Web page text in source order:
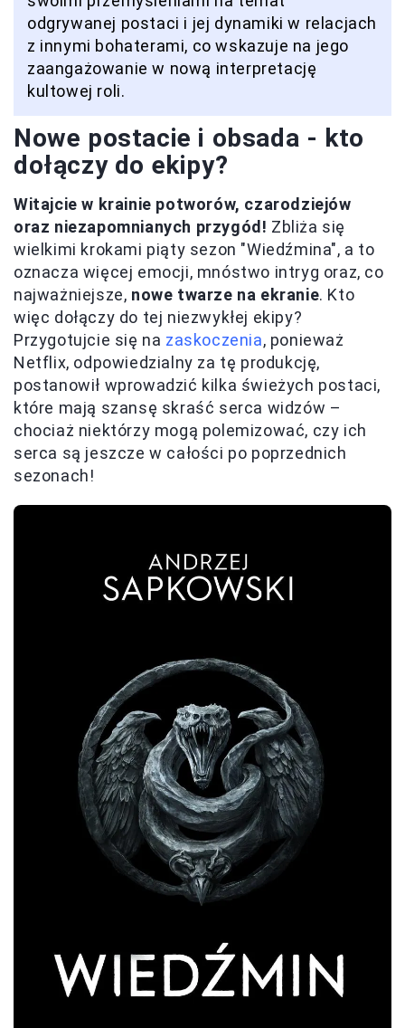
odgrywanej postaci i jej dynamiki w relacjach
z innymi bohaterami, co wskazuje na jego
zaangażowanie w nową interpretację
kultowej roli.
Nowe postacie i obsada - kto
dołączy do ekipy?
Witajcie w krainie potworów, czarodziejów
oraz niezapomnianych przygód! Zbliża się
wielkimi krokami piąty sezon "Wiedźmina", a to
oznacza więcej emocji, mnóstwo intryg oraz, co
najważniejsze, nowe twarze na ekranie. Kto
więc dołączy do tej niezwykłej ekipy?
Przygotujcie się na zaskoczenia, ponieważ
Netflix, odpowiedzialny za tę produkcję,
postanowił wprowadzić kilka świeżych postaci,
które mają szansę skraść serca widzów –
chociaż niektórzy mogą polemizować, czy ich
serca są jeszcze w całości po poprzednich
sezonach!